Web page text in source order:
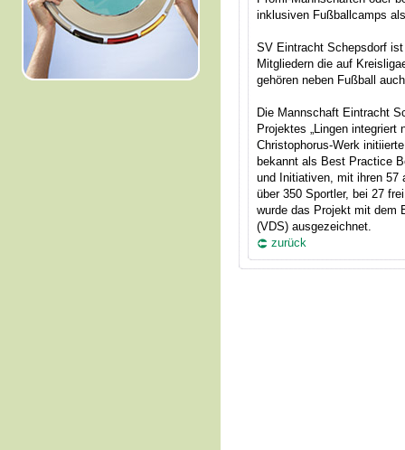
inklusiven Fußballcamps
SV Eintracht Schepsdorf
Mitgliedern die auf
gehören neben Fußball
Die Mannschaft Eintracht
Projektes „Lingen integriert
Christophorus-Werk
bekannt als Best Practice
und Initiativen, mit ihren 57
über 350 Sportler, bei 27
wurde das Projekt mit dem
(VDS) ausgezeichnet.
zurück